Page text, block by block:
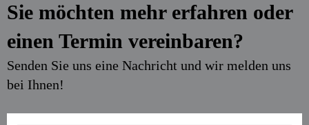
Sie möchten mehr erfahren oder
einen Termin vereinbaren?
Senden Sie uns eine Nachricht und wir melden uns
bei Ihnen!